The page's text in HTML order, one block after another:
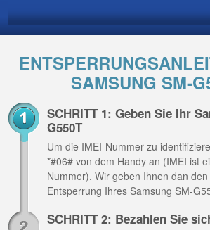
SAMSUNG SM-
SCHRITT 1: Geben Sie Ihr
G550T
Um die IMEI-Nummer zu
*#06# von dem Handy an (IMEI ist
Nummer). Wir geben Ihnen dan
Entsperrung Ihres Samsung SM-
SCHRITT 2: Bezahlen Sie